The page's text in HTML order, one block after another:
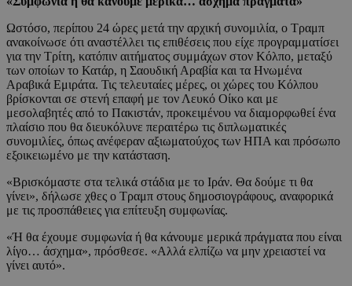
Ωστόσο, περίπου 24 ώρες μετά την αρχική συνομιλία, ο Τραμπ
ανακοίνωσε ότι αναστέλλει τις επιθέσεις που είχε προγραμματίσει
για την Τρίτη, κατόπιν αιτήματος συμμάχων στον Κόλπο, μεταξύ
των οποίων το Κατάρ, η Σαουδική Αραβία και τα Ηνωμένα
Αραβικά Εμιράτα. Τις τελευταίες μέρες, οι χώρες του Κόλπου
βρίσκονται σε στενή επαφή με τον Λευκό Οίκο και με
μεσολαβητές από το Πακιστάν, προκειμένου να διαμορφωθεί ένα
πλαίσιο που θα διευκόλυνε περαιτέρω τις διπλωματικές
συνομιλίες, όπως ανέφεραν αξιωματούχος των ΗΠΑ και πρόσωπο
εξοικειωμένο με την κατάσταση.
«Βρισκόμαστε στα τελικά στάδια με το Ιράν. Θα δούμε τι θα
γίνει», δήλωσε χθες ο Τραμπ στους δημοσιογράφους, αναφορικά
με τις προσπάθειες για επίτευξη συμφωνίας.
«Ή θα έχουμε συμφωνία ή θα κάνουμε μερικά πράγματα που είναι
λίγο… άσχημα», πρόσθεσε. «Αλλά ελπίζω να μην χρειαστεί να
γίνει αυτό».